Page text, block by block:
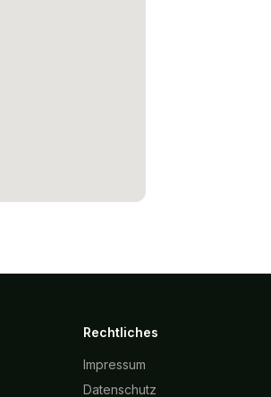
Rechtliches
Impressum
Datenschutz